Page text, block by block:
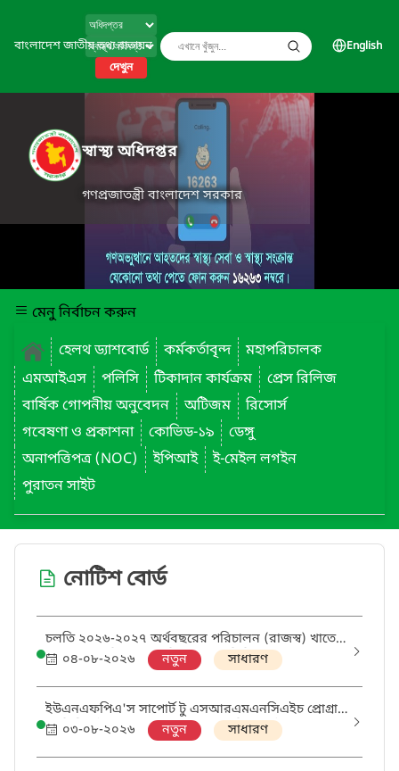
বাংলাদেশ জাতীয় তথ্য বাতায়ন
দেখুন
English
স্বাস্থ্য অধিদপ্তর
গণপ্রজাতন্ত্রী বাংলাদেশ সরকার
মেনু নির্বাচন করুন
হেলথ ড্যাশবোর্ড
কর্মকর্তাবৃন্দ
মহাপরিচালক
এমআইএস
পলিসি টিকাদান কার্যক্রম
প্রেস রিলিজ
বার্ষিক গোপনীয় অনুবেদন
অটিজম
রিসোর্স
গবেষণা ও প্রকাশনা
কোভিড-১৯
ডেঙ্গু
অনাপত্তিপত্র (NOC)
ইপিআই
ই-মেইল লগইন
পুরাতন সাইট
নোটিশ বোর্ড
চলতি ২০২৬-২০২৭ অর্থবছরের পরিচালন (রাজস্ব) খাতে
ক্রয়ের বাৎসরিক ক্রয় পরিকল্পনা (এপিপি) প্রণয়ন প্রসঙ্গে
০৪-০৮-২০২৬ নতুন সাধারণ
ইউএনএফপিএ'স সাপোর্ট টু এসআরএমএনসিএইচ প্রোগ্রাম
থ্রু ডিজিএইচএস প্রকল্পের আওতায় 'মিডওয়াইফ' এবং
'ডিস্ট্রিক্ট এসআরএইচআর কোঅর্ডিনেটর' পদের নিয়োগ
পরীক্ষায় উত্তীর্ণ ও অপেক্ষমানদের তালিকা
০৩-০৮-২০২৬ নতুন সাধারণ